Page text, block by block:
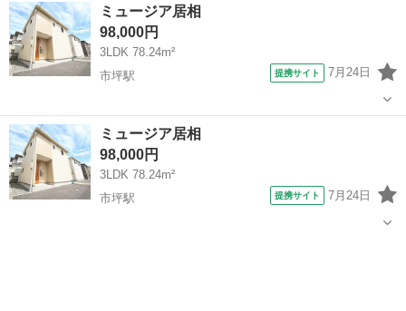
ミュージア居相
98,000円
3LDK 78.24m²
市坪駅
提携サイト 7月24日
愛媛 松山市 一戸建て
ミュージア居相
98,000円
3LDK 78.24m²
市坪駅
提携サイト 7月24日